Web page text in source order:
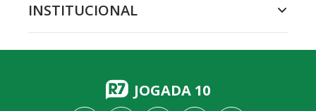
INSTITUCIONAL
JOGADA 10